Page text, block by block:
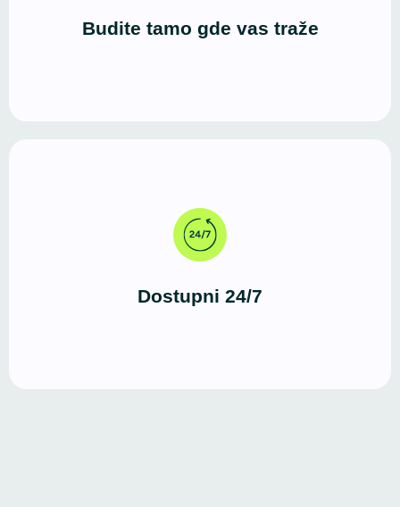
Budite tamo gde vas traže
putem interneta.
Dostupni 24/7
Za razliku od fizičkog prostora, WordPress sajt radi
neprekidno. Vašu ponudu mogu da istraže u bilo
koje vreme, sa bilo kog uređaja.